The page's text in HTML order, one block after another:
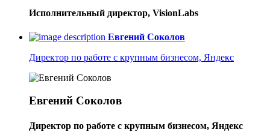
Исполнительный директор, VisionLabs
Евгений Соколов
Директор по работе с крупным бизнесом, Яндекс
Евгений Соколов
Директор по работе с крупным бизнесом, Яндекс